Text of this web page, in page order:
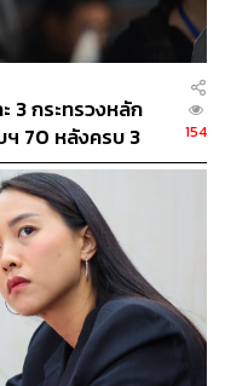
แล้ว ไม่ได้สะท้อนการ
กให้งบประมาณผ่าน
อดร้อนของพี่น้อง
ชะงัก​ แต่หากดูการ
ริงๆ​ ไม่ได้สะท้อน
3 กระทรวงหลัก
70 หลังครบ 3
154